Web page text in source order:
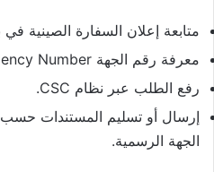
متابعة إعلان السفارة الصينية في
معرفة رقم الجهة Agency Number.
رفع الطلب عبر نظام CSC.
إرسال أو تسليم المستندات حسب
الجهة الرسمية.